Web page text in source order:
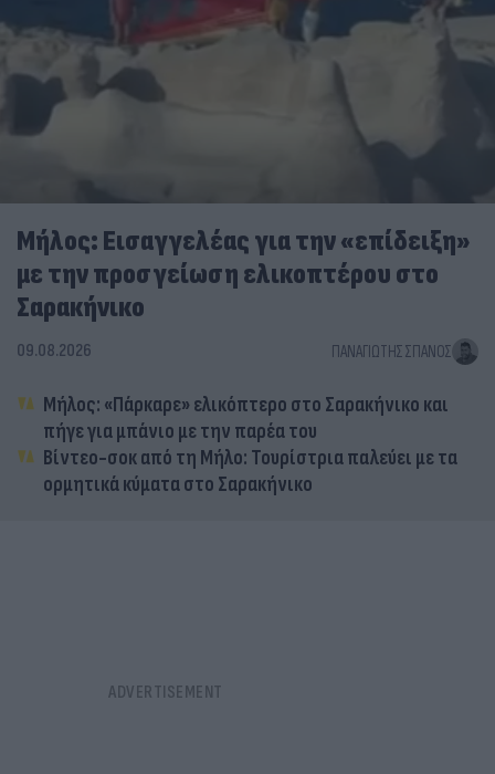
Μήλος: Εισαγγελέας για την «επίδειξη»
με την προσγείωση ελικοπτέρου στο
Σαρακήνικο
09.08.2026 ΠΑΝΑΓΙΏΤΗΣ ΣΠΑΝΌΣ
Μήλος: «Πάρκαρε» ελικόπτερο στο Σαρακήνικο και
πήγε για μπάνιο με την παρέα του
Βίντεο-σοκ από τη Μήλο: Τουρίστρια παλεύει με τα
ορμητικά κύματα στο Σαρακήνικο